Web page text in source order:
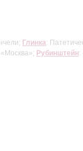
Глинка:
Рубинштейн: